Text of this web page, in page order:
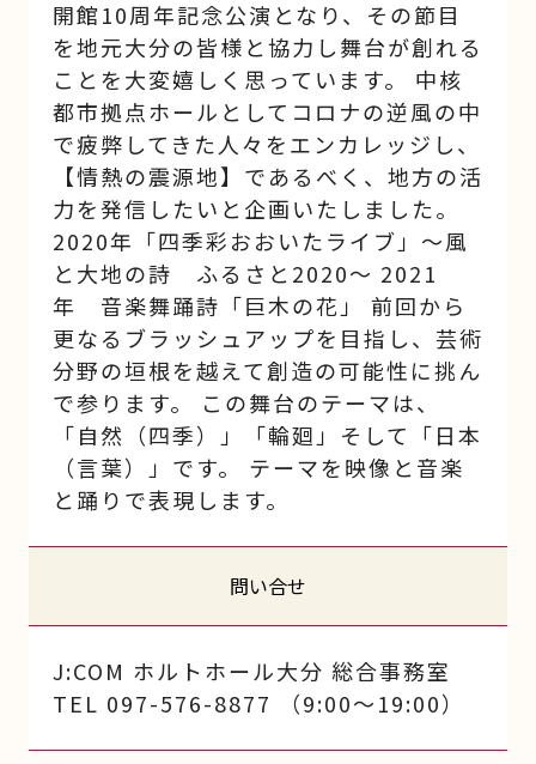
開館10周年記念公演となり、その節目
を地元大分の皆様と協力し舞台が創れる
ことを大変嬉しく思っています。 中核
都市拠点ホールとしてコロナの逆風の中
で疲弊してきた人々をエンカレッジし、
【情熱の震源地】であるべく、地方の活
力を発信したいと企画いたしました。
2020年「四季彩おおいたライブ」～風
と大地の詩 ふるさと2020～ 2021
年 音楽舞踊詩「巨木の花」 前回から
更なるブラッシュアップを目指し、芸術
分野の垣根を越えて創造の可能性に挑ん
で参ります。 この舞台のテーマは、
「自然（四季）」「輪廻」そして「日本
（言葉）」です。 テーマを映像と音楽
と踊りで表現します。
問い合せ
J:COM ホルトホール大分 総合事務室
TEL 097-576-8877 （9:00～19:00）